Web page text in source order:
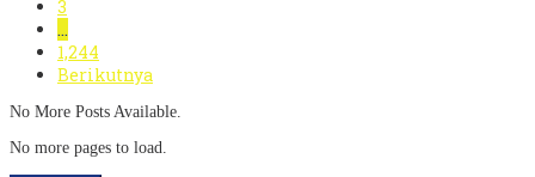
3
…
1,244
Berikutnya
No More Posts Available.
No more pages to load.